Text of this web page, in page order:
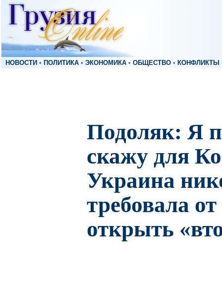
НОВОСТИ • ПОЛИТИКА • ЭКОНОМИКА • ОБЩЕСТВО • КОНФЛИКТЫ
Подоляк: Я
скажу для
Украина
требовала
открыть